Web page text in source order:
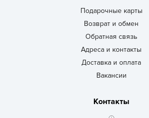
Подарочные карты
Возврат и обмен
Обратная связь
Адреса и контакты
Доставка и оплата
Вакансии
Контакты